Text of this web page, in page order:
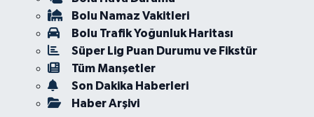
Bolu Namaz Vakitleri
Bolu Trafik Yoğunluk Haritası
Süper Lig Puan Durumu ve Fikstür
Tüm Manşetler
Son Dakika Haberleri
Haber Arşivi